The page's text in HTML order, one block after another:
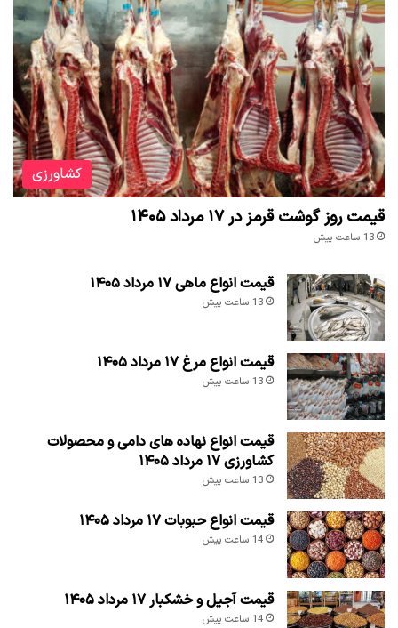
کشاورزی
قیمت روز گوشت قرمز در ۱۷ مرداد ۱۴۰۵
13 ساعت پیش
قیمت انواع ماهی ۱۷ مرداد ۱۴۰۵
13 ساعت پیش
قیمت انواع مرغ ۱۷ مرداد ۱۴۰۵
13 ساعت پیش
قیمت انواع نهاده های دامی و محصولات
کشاورزی ۱۷ مرداد ۱۴۰۵
13 ساعت پیش
قیمت انواع حبوبات ۱۷ مرداد ۱۴۰۵
14 ساعت پیش
قیمت آجیل و خشکبار ۱۷ مرداد ۱۴۰۵
14 ساعت پیش